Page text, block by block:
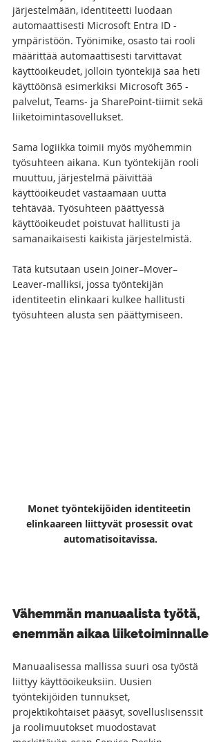
järjestelmään, identiteetti luodaan
automaattisesti Microsoft Entra ID -
ympäristöön. Työnimike, osasto tai rooli
määrittää automaattisesti tarvittavat
käyttöoikeudet, jolloin työntekijä saa heti
käyttöönsä esimerkiksi Microsoft 365 -
palvelut, Teams- ja SharePoint-tiimit sekä
liiketoimintasovellukset.
Sama logiikka toimii myös myöhemmin
työsuhteen aikana. Kun työntekijän rooli
muuttuu, järjestelmä päivittää
käyttöoikeudet vastaamaan uutta
tehtävää. Työsuhteen päättyessä
käyttöoikeudet poistuvat hallitusti ja
samanaikaisesti kaikista järjestelmistä.
Tätä kutsutaan usein Joiner–Mover–
Leaver-malliksi, jossa työntekijän
identiteetin elinkaari kulkee hallitusti
työsuhteen alusta sen päättymiseen.
Monet työntekijöiden identiteetin
elinkaareen liittyvät prosessit ovat
automatisoitavissa.
Vähemmän manuaalista työtä,
enemmän aikaa liiketoiminnalle
Manuaalisessa mallissa suuri osa työstä
liittyy käyttöoikeuksiin. Uusien
työntekijöiden tunnukset,
projektikohtaiset pääsyt, sovelluslisenssit
ja roolimuutokset muodostavat